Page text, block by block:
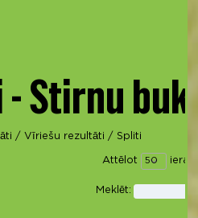
Stirnu
/ Vīriešu rezultāti / Spliti
Attēlot
Meklēt: